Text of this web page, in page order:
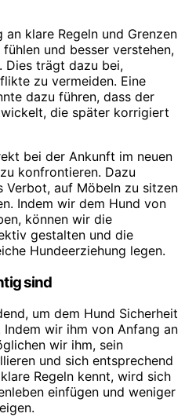
klare Regeln und Grenzen
und besser verstehen,
Dies trägt dazu bei,
zu vermeiden. Eine
dazu führen, dass der
die später korrigiert
bei der Ankunft im neuen
konfrontieren. Dazu
Verbot, auf Möbeln zu sitzen
Indem wir dem Hund von
können wir die
gestalten und die
Hundeerziehung legen.
sind
um dem Hund Sicherheit
wir ihm von Anfang an
wir ihm, sein
und sich entsprechend
Regeln kennt, wird sich
einfügen und weniger